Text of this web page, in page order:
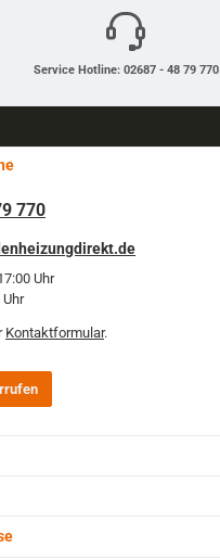
Service Hotline: 02687 - 48 79 770
770
Uhr
Uhr
Kontaktformular.